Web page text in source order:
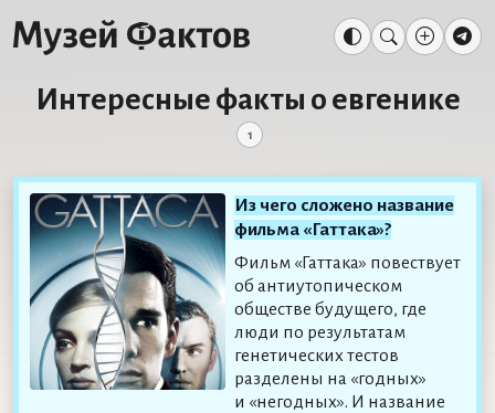
Интересные факты о евгенике
1
Из чего сложено название
фильма «Гаттака»?
Фильм «Гаттака» повествует
об антиутопическом
обществе будущего, где
люди по результатам
генетических тестов
разделены на «годных»
и «негодных». И название